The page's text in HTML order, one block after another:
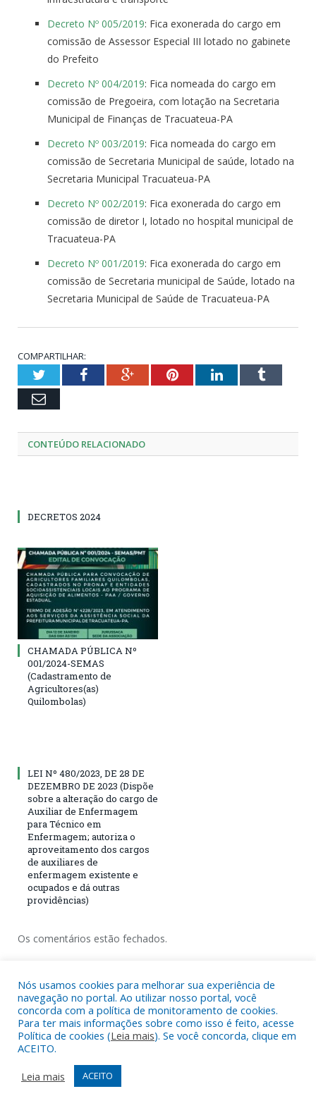
Decreto Nº 005/2019: Fica exonerada do cargo em
comissão de Assessor Especial III lotado no gabinete
do Prefeito
Decreto Nº 004/2019: Fica nomeada do cargo em
comissão de Pregoeira, com lotação na Secretaria
Municipal de Finanças de Tracuateua-PA
Decreto Nº 003/2019: Fica nomeada do cargo em
comissão de Secretaria Municipal de saúde, lotado na
Secretaria Municipal Tracuateua-PA
Decreto Nº 002/2019: Fica exonerada do cargo em
comissão de diretor I, lotado no hospital municipal de
Tracuateua-PA
Decreto Nº 001/2019: Fica exonerada do cargo em
comissão de Secretaria municipal de Saúde, lotado na
Secretaria Municipal de Saúde de Tracuateua-PA
COMPARTILHAR:
TwitterFacebookGoogle+PinterestLinkedInTumblr
Email
CONTEÚDO RELACIONADO
DECRETOS 2024
CHAMADA PÚBLICA Nº
001/2024-SEMAS
(Cadastramento de
Agricultores(as)
Quilombolas)
LEI Nº 480/2023, DE 28 DE
DEZEMBRO DE 2023 (Dispõe
sobre a alteração do cargo de
Auxiliar de Enfermagem
para Técnico em
Enfermagem; autoriza o
aproveitamento dos cargos
de auxiliares de
enfermagem existente e
ocupados e dá outras
providências)
Os comentários estão fechados.
Nós usamos cookies para melhorar sua experiência de
navegação no portal. Ao utilizar nosso portal, você
concorda com a política de monitoramento de cookies.
Para ter mais informações sobre como isso é feito, acesse
Política de cookies (Leia mais). Se você concorda, clique em
ACEITO.
Leia mais
ACEITO